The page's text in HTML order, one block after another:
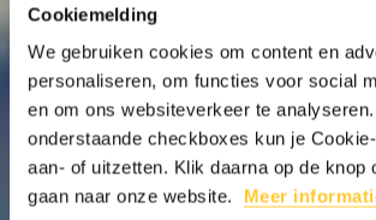
Cookiemelding
We gebruiken cookies om content en
personaliseren, om functies voor social
en om ons websiteverkeer te
onderstaande checkboxes kun je
aan- of uitzetten. Klik daarna op de knop
gaan naar onze website. Meer